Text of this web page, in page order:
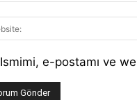
Ismimi, e-postamı ve